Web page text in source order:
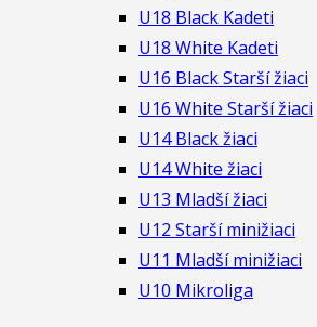
U18 Black Kadeti
U18 White Kadeti
U16 Black Starší žiaci
U16 White Starší žiaci
U14 Black žiaci
U14 White žiaci
U13 Mladší žiaci
U12 Starší minižiaci
U11 Mladší minižiaci
U10 Mikroliga